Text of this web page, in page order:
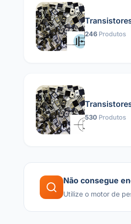
246 Produtos
530 Produtos
Não consegue
Utilize o motor de